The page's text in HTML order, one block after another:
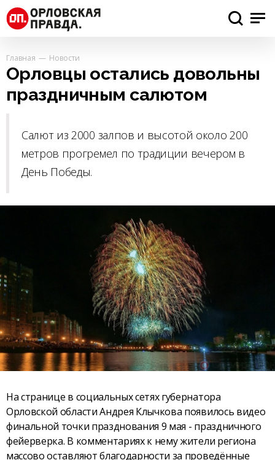
Главная Новости
Орловцы остались довольны
праздничным салютом
Салют из 2000 залпов и высотой около 200
метров прогремел по традиции вечером в
День Победы.
На странице в социальных сетях губернатора
Орловской области Андрея Клычкова появилось видео
финальной точки празднования 9 мая - праздничного
фейерверка. В комментариях к нему жители региона
массово оставляют благодарности за проведённые